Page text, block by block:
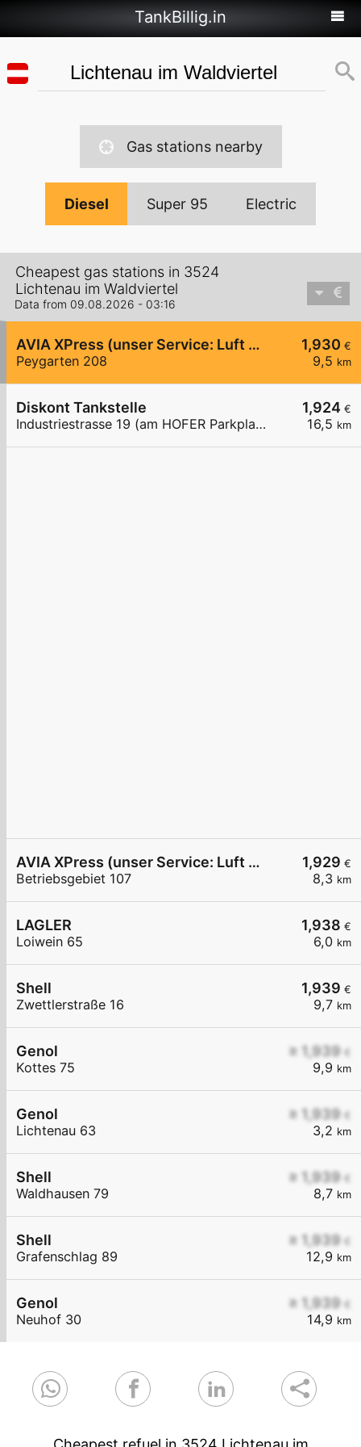
TankBillig.in
Gas stations nearby
Diesel Super 95 Electric
Cheapest gas stations in 3524
Lichtenau im Waldviertel
Data from 09.08.2026 - 03:16
1,930 €
9,5 km
AVIA XPress (unser Service: Luft und Wasser)
Peygarten 208
1,924 €
16,5 km
Diskont Tankstelle
Industriestrasse 19 (am HOFER Parkplatz)
1,929 €
8,3 km
AVIA XPress (unser Service: Luft und Wasser)
Betriebsgebiet 107
1,938 €
6,0 km
LAGLER
Loiwein 65
1,939 €
9,7 km
Shell
Zwettlerstraße 16
≥ 1,939 €
9,9 km
Genol
Kottes 75
≥ 1,939 €
3,2 km
Genol
Lichtenau 63
≥ 1,939 €
8,7 km
Shell
Waldhausen 79
≥ 1,939 €
12,9 km
Shell
Grafenschlag 89
≥ 1,939 €
14,9 km
Genol
Neuhof 30